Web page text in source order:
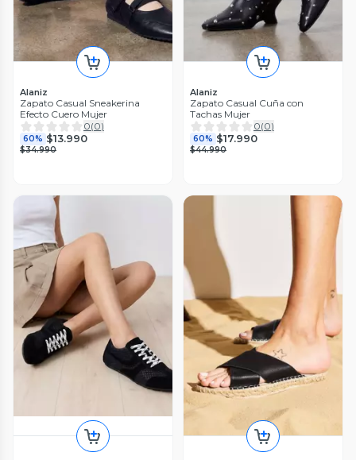
Alaniz
Zapato Casual Sneakerina
Efecto Cuero Mujer
0(0)
60% $13.990
$34.990
Alaniz
Zapato Casual Cuña con
Tachas Mujer
0(0)
60% $17.990
$44.990